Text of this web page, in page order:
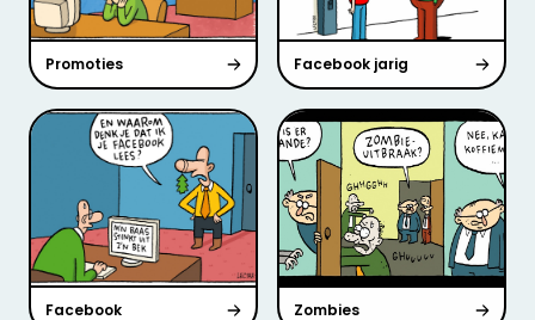
Promoties Facebook jarig
Facebook Zombies